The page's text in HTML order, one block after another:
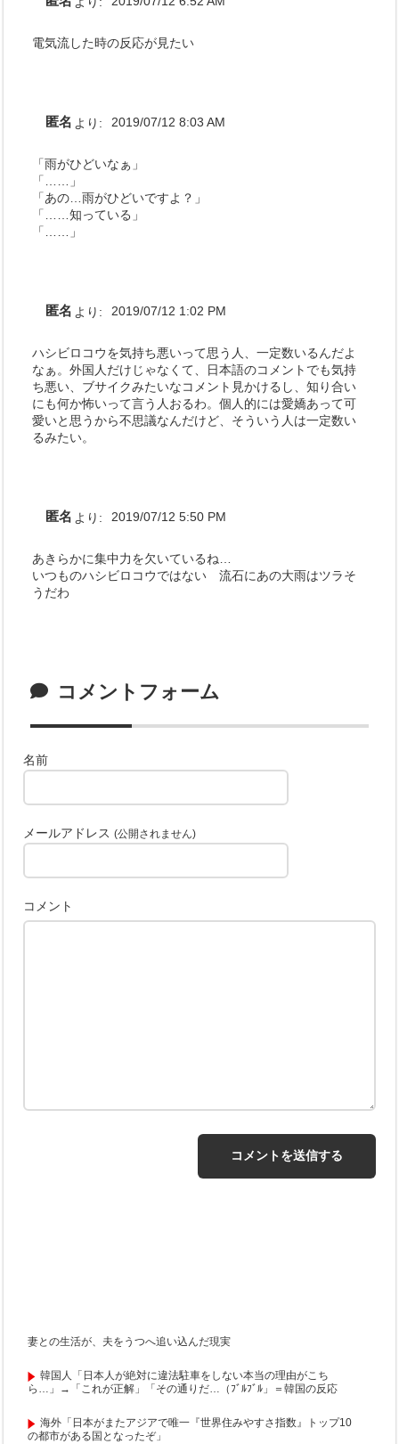
電気流した時の反応が見たい
匿名 より: 2019/07/12 8:03 AM
「雨がひどいなぁ」
「……」
「あの…雨がひどいですよ？」
「……知っている」
「……」
匿名 より: 2019/07/12 1:02 PM
ハシビロコウを気持ち悪いって思う人、一定数いるんだよ
なぁ。外国人だけじゃなくて、日本語のコメントでも気持
ち悪い、ブサイクみたいなコメント見かけるし、知り合い
にも何か怖いって言う人おるわ。個人的には愛嬌あって可
愛いと思うから不思議なんだけど、そういう人は一定数い
るみたい。
匿名 より: 2019/07/12 5:50 PM
あきらかに集中力を欠いているね…
いつものハシビロコウではない 流石にあの大雨はツラそ
うだわ
コメントフォーム
名前
メールアドレス(公開されません)
コメント
妻との生活が、夫をうつへ追い込んだ現実
韓国人「日本人が絶対に違法駐車をしない本当の理由がこち
ら…」→「これが正解」「その通りだ…（ﾌﾞﾙﾌﾞﾙ」＝韓国の反応
海外「日本がまたアジアで唯一『世界住みやすさ指数』トップ10
の都市がある国となったぞ」